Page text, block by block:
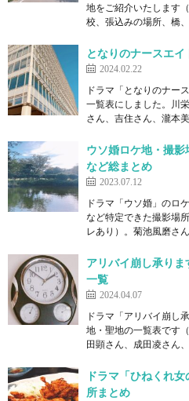
地をご紹介いたします
校、張込みの場所、橋
となりのナースエイ
2024.02.22
ドラマ「となりのナー
一覧表にしました。川
さん、吉住さん、瀧本
ウソ婚ロケ地・撮
など総まとめ
2023.07.12
ドラマ「ウソ婚」のロ
など特定できた撮影場
レあり）。菊池風磨さ
アリバイ崩し承り
一覧
2024.04.07
ドラマ「アリバイ崩し
地・聖地の一覧表です
田顕さん、成田凌さん
ドラマ「ひねくれ
所まとめ